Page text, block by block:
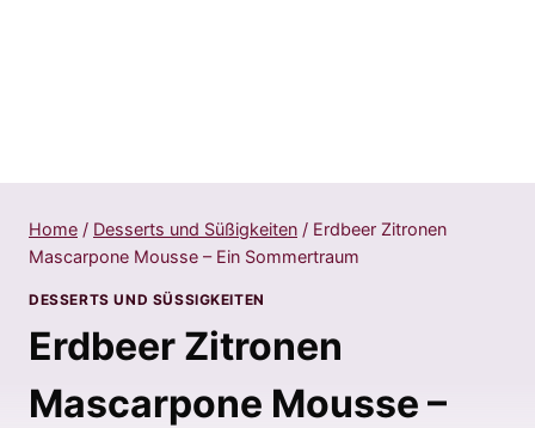
Home / Desserts und Süßigkeiten / Erdbeer Zitronen
Mascarpone Mousse – Ein Sommertraum
DESSERTS UND SÜSSIGKEITEN
Erdbeer Zitronen
Mascarpone Mousse –